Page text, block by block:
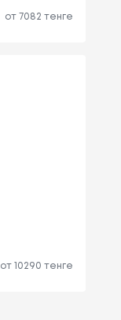
от 7082 тенге
от 10290 тенге